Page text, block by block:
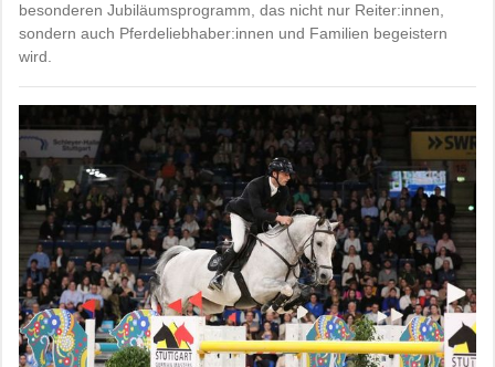
besonderen Jubiläumsprogramm, das nicht nur Reiter:innen,
sondern auch Pferdeliebhaber:innen und Familien begeistern
wird.